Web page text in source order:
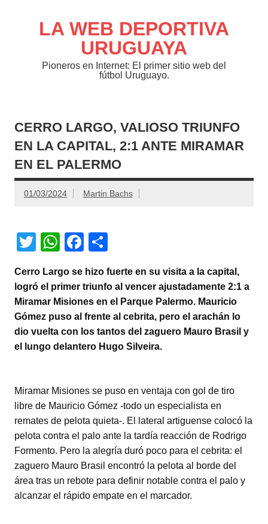
contenidoLA WEB DEPORTIVA
URUGUAYA
Pioneros en Internet: El primer sitio web del
fútbol Uruguayo.
CERRO LARGO, VALIOSO TRIUNFO
EN LA CAPITAL, 2:1 ANTE MIRAMAR
EN EL PALERMO
01/03/2024 Martin Bachs
T
tt
er
W
at
s
A
p
p
F
c
e
b
o
o
m
p
ar
tir
Cerro Largo se hizo fuerte en su visita a la capital,
logró el primer triunfo al vencer ajustadamente 2:1 a
Miramar Misiones en el Parque Palermo. Mauricio
Gómez puso al frente al cebrita, pero el arachán lo
dio vuelta con los tantos del zaguero Mauro Brasil y
el lungo delantero Hugo Silveira.
Miramar Misiones se puso en ventaja con gol de tiro
libre de Mauricio Gómez -todo un especialista en
remates de pelota quieta-. El lateral artiguense colocó la
pelota contra el palo ante la tardía reacción de Rodrigo
Formento. Pero la alegría duró poco para el cebrita: el
zaguero Mauro Brasil encontró la pelota al borde del
área tras un rebote para definir notable contra el palo y
alcanzar el rápido empate en el marcador.